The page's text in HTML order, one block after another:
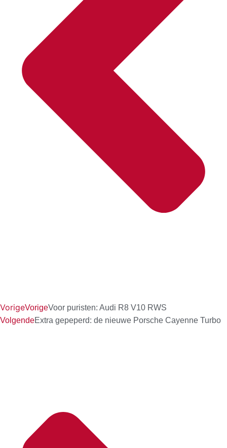
VorigeVorigeVoor puristen: Audi R8 V10 RWS
VolgendeExtra gepeperd: de nieuwe Porsche Cayenne Turbo